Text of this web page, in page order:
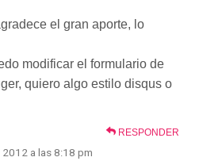
el gran aporte, lo
modificar el formulario de
quiero algo estilo disqus o
RESPONDER
2012 a las 8:18 pm